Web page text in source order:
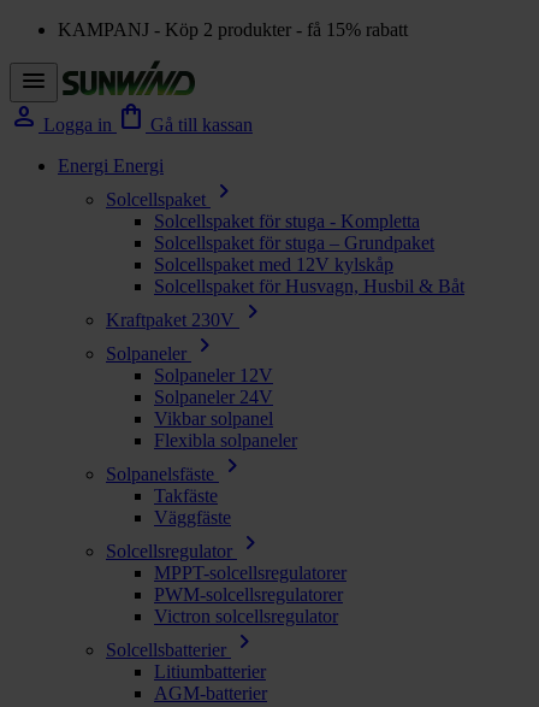
KAMPANJ - Köp 2 produkter - få 15% rabatt
menu
person Logga in shopping_bag Gå till kassan
Energi Energi
Solcellspaket
chevron_right
Solcellspaket för stuga - Kompletta
Solcellspaket för stuga – Grundpaket
Solcellspaket med 12V kylskåp
Solcellspaket för Husvagn, Husbil & Båt
Kraftpaket 230V
chevron_right
Solpaneler chevron_right
Solpaneler 12V
Solpaneler 24V
Vikbar solpanel
Flexibla solpaneler
Solpanelsfäste
chevron_right
Takfäste
Väggfäste
Solcellsregulator
chevron_right
MPPT-solcellsregulatorer
PWM-solcellsregulatorer
Victron solcellsregulator
Solcellsbatterier
chevron_right
Litiumbatterier
AGM-batterier